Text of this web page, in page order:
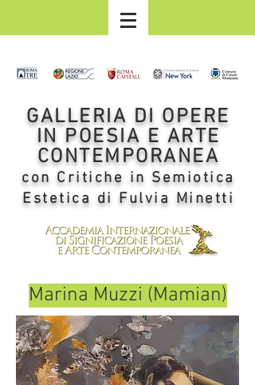
GALLERIA DI OPERE
IN POESIA E ARTE
CONTEMPORANEA
con Critiche in Semiotica
Estetica di Fulvia Minetti
Marina Muzzi (Mamian)